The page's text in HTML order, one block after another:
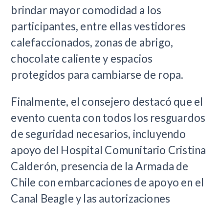
brindar mayor comodidad a los
participantes, entre ellas vestidores
calefaccionados, zonas de abrigo,
chocolate caliente y espacios
protegidos para cambiarse de ropa.
Finalmente, el consejero destacó que el
evento cuenta con todos los resguardos
de seguridad necesarios, incluyendo
apoyo del Hospital Comunitario Cristina
Calderón, presencia de la Armada de
Chile con embarcaciones de apoyo en el
Canal Beagle y las autorizaciones